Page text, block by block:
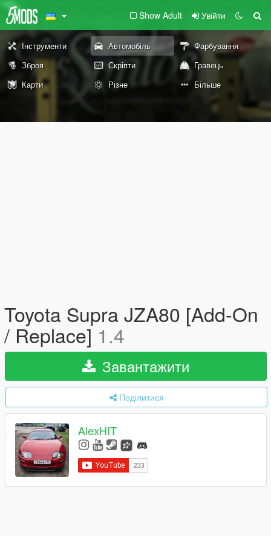
Show Adult Увійти
Інструменти Автомобіль
Фарбування
Зброя
Скріпти
Гравець
Карти
Різне Більше
Toyota Supra JZA80 [Add-On
/ Replace] 1.4
Завантажити
Поділитися
AlexHIT